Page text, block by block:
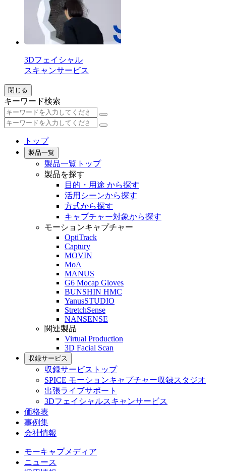
3Dフェイシャル
スキャンサービス
閉じる
キーワード検索
トップ
製品一覧
製品一覧トップ
製品を探す
目的・用途 から探す
活用シーンから探す
方式から探す
キャプチャー対象から探す
モーションキャプチャー
OptiTrack
Captury
MOVIN
MoA
MANUS
G6 Mocap Gloves
BUNSHIN HMC
YanusSTUDIO
StretchSense
NANSENSE
関連製品
Virtual Production
3D Facial Scan
収録サービス
収録サービストップ
SPICE モーションキャプチャー収録スタジオ
出張ライブサポート
3Dフェイシャルスキャンサービス
価格表
事例集
会社情報
モーキャプメディア
ニュース